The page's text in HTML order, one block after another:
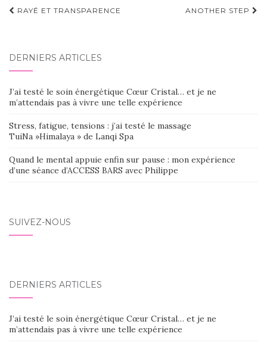
Navigation
RAYÉ ET TRANSPARENCE ANOTHER STEP
DERNIERS ARTICLES
J’ai testé le soin énergétique Cœur Cristal… et je ne
m’attendais pas à vivre une telle expérience
Stress, fatigue, tensions : j’ai testé le massage
TuiNa »Himalaya » de Lanqi Spa
Quand le mental appuie enfin sur pause : mon expérience
d’une séance d’ACCESS BARS avec Philippe
SUIVEZ-NOUS
DERNIERS ARTICLES
J’ai testé le soin énergétique Cœur Cristal… et je ne
m’attendais pas à vivre une telle expérience